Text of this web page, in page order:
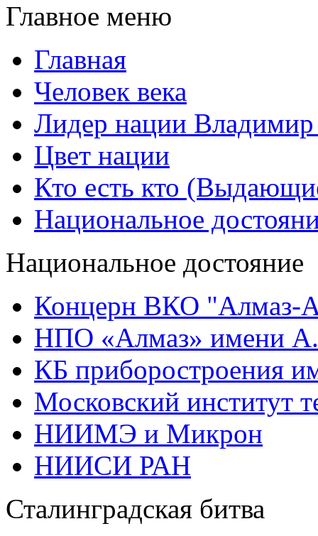
Главное меню
Главная
Человек века
Лидер нации
Цвет нации
Кто есть кто
Национальное
Национальное достояние
Концерн ВКО "Алмаз-
НПО «Алмаз» имени
КБ приборостроения
Московский институт
НИИМЭ и Микрон
НИИСИ РАН
Сталинградская битва